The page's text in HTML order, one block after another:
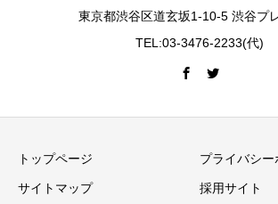
東京都渋谷区道玄坂1-10-5 渋谷プ
TEL:03-3476-2233(代)
トップページ プライバシー
サイトマップ 採用サイト